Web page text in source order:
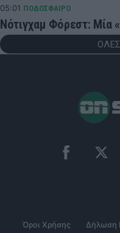
05:01 ΠΟΔΟΣΦΑΙΡΟ
Νότιγχαμ Φόρεστ: Μία
ΟΛΕΣ
Όροι Χρήσης Δήλωση